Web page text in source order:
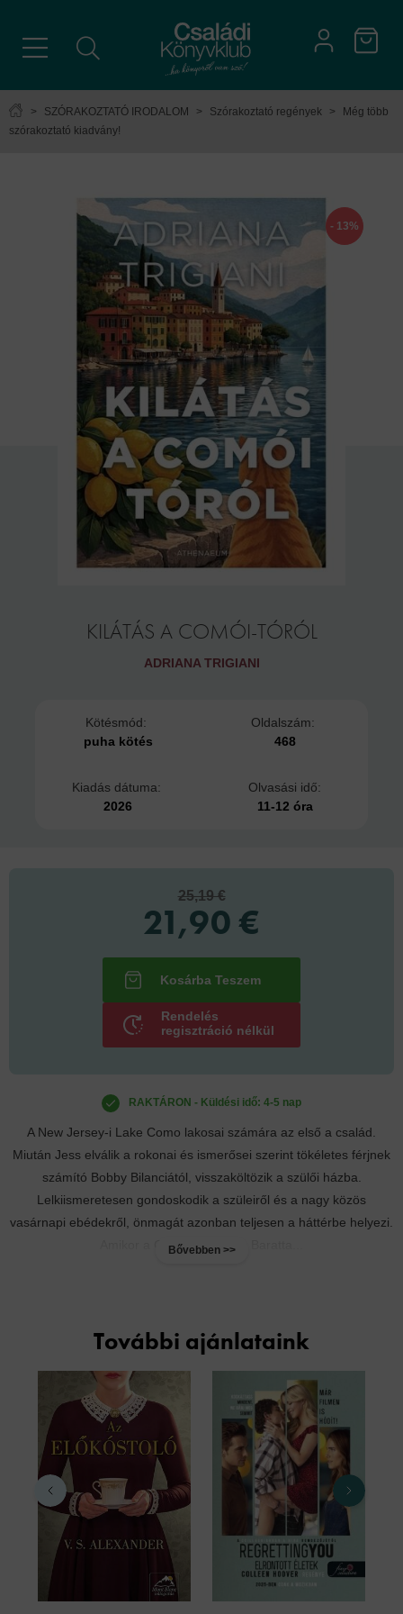
> SZÓRAKOZTATÓ IRODALOM > Szórakoztató regények >
Még több
szórakoztató kiadvány!
- 13%
KILÁTÁS A COMÓI-TÓRÓL
ADRIANA TRIGIANI
Kötésmód:
puha kötés
Oldalszám:
468
Kiadás dátuma:
2026
Olvasási idő:
11-12 óra
A New Jersey-i Lake Como lakosai számára az első a család.
Miután Jess elválik a rokonai és ismerősei szerint tökéletes férjnek
számító Bobby Bilanciától, visszaköltözik a szülői házba.
Lelkiismeretesen gondoskodik a szüleiről és a nagy közös
vasárnapi ebédekről, önmagát azonban teljesen a háttérbe helyezi.
Amikor a Capodimonte és Baratta...
Bővebben >>
RAKTÁRON - Küldési idő: 4-5 nap
25,19 €
21,90 €
Rendelés
regisztráció nélkül
További ajánlataink